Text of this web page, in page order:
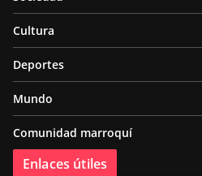
Cultura
Deportes
Mundo
Comunidad marroquí
Enlaces útiles